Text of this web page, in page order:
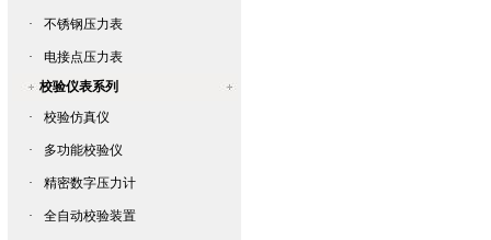
· 不锈钢压力表
·
电接点压力表
校验仪表系列
·
校验仿真仪
· 多功能校验仪
· 精密数字压力计
· 全自动校验装置